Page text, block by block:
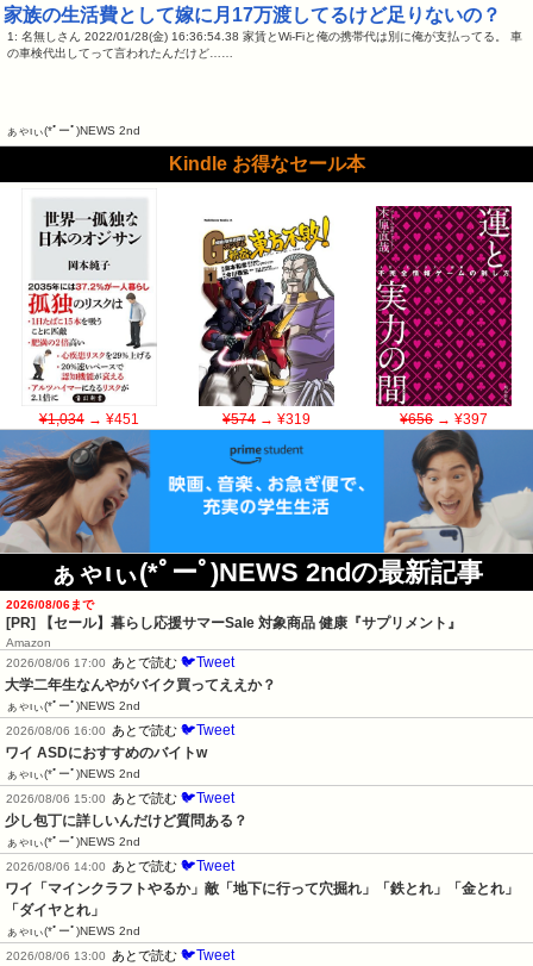
家族の生活費として嫁に月17万渡してるけど足りないの？
1: 名無しさん 2022/01/28(金) 16:36:54.38 家賃とWi-Fiと俺の携帯代は別に俺が支払ってる。 車
の車検代出してって言われたんだけど……
ぁゃιぃ(*ﾟーﾟ)NEWS 2nd
Kindle お得なセール本
¥1,034→ ¥451 ¥574→ ¥319 ¥656→ ¥397
ぁゃιぃ(*ﾟーﾟ)NEWS 2ndの最新記事
2026/08/06まで
[PR] 【セール】暮らし応援サマーSale 対象商品 健康『サプリメント』
Amazon
2026/08/06 17:00
あとで読む 🐦Tweet
大学二年生なんやがバイク買ってええか？
ぁゃιぃ(*ﾟーﾟ)NEWS 2nd
2026/08/06 16:00
あとで読む 🐦Tweet
ワイ ASDにおすすめのバイトw
ぁゃιぃ(*ﾟーﾟ)NEWS 2nd
2026/08/06 15:00
あとで読む 🐦Tweet
少し包丁に詳しいんだけど質問ある？
ぁゃιぃ(*ﾟーﾟ)NEWS 2nd
2026/08/06 14:00
あとで読む 🐦Tweet
ワイ「マインクラフトやるか」敵「地下に行って穴掘れ」「鉄とれ」「金とれ」
「ダイヤとれ」
ぁゃιぃ(*ﾟーﾟ)NEWS 2nd
2026/08/06 13:00
あとで読む 🐦Tweet